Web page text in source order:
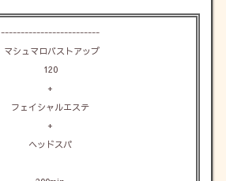
-------------------------
マシュマロバストアップ
120
+
フェイシャルエステ
+
ヘッドスパ